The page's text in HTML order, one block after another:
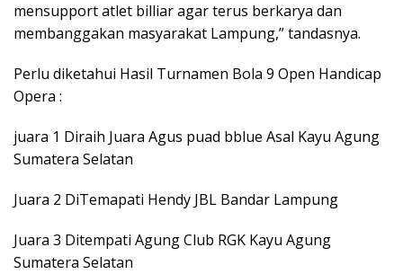
mensupport atlet billiar agar terus berkarya dan
membanggakan masyarakat Lampung,” tandasnya.
Perlu diketahui Hasil Turnamen Bola 9 Open Handicap
Opera :
juara 1 Diraih Juara Agus puad bblue Asal Kayu Agung
Sumatera Selatan
Juara 2 DiTemapati Hendy JBL Bandar Lampung
Juara 3 Ditempati Agung Club RGK Kayu Agung
Sumatera Selatan